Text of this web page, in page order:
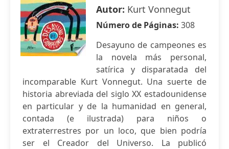
Autor: Kurt Vonnegut
Número de Páginas: 308
Desayuno de campeones es
la novela más personal,
satírica y disparatada del
incomparable Kurt Vonnegut. Una suerte de
historia abreviada del siglo XX estadounidense
en particular y de la humanidad en general,
contada (e ilustrada) para niños o
extraterrestres por un loco, que bien podría
ser el Creador del Universo. La publicó